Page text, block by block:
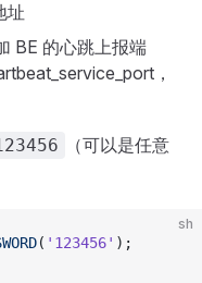
址
BE 的心跳上报端
，
（可以是任意
sh
( '123456' );